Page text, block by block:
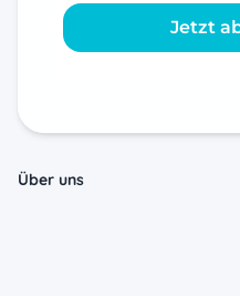
Jetzt
Über uns